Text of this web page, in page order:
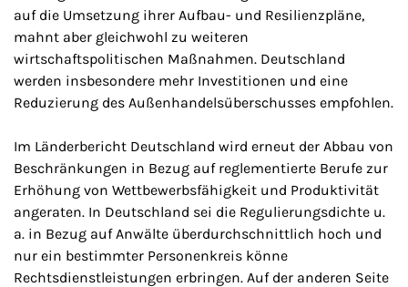
auf die Umsetzung ihrer Aufbau- und Resilienzpläne,
mahnt aber gleichwohl zu weiteren
wirtschaftspolitischen Maßnahmen. Deutschland
werden insbesondere mehr Investitionen und eine
Reduzierung des Außenhandelsüberschusses empfohlen.
Im Länderbericht Deutschland wird erneut der Abbau von
Beschränkungen in Bezug auf reglementierte Berufe zur
Erhöhung von Wettbewerbsfähigkeit und Produktivität
angeraten. In Deutschland sei die Regulierungsdichte u.
a. in Bezug auf Anwälte überdurchschnittlich hoch und
nur ein bestimmter Personenkreis könne
Rechtsdienstleistungen erbringen. Auf der anderen Seite